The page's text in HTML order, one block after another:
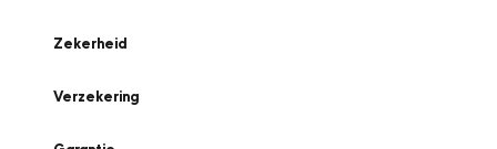
Zekerheid
Verzekering